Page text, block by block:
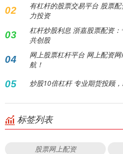
02
有杠杆的股票交易平台 股票
力投资
03
杠杆炒股利息 浙嘉股票配资
共创股
04
网上股票杠杆平台 网上配资
航！
05 炒股10倍杠杆 专业期货投顾
标签列表
股票网上配资